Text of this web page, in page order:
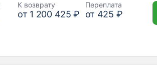
К возврату
от 1 200 425 ₽
Переплата
от 425 ₽